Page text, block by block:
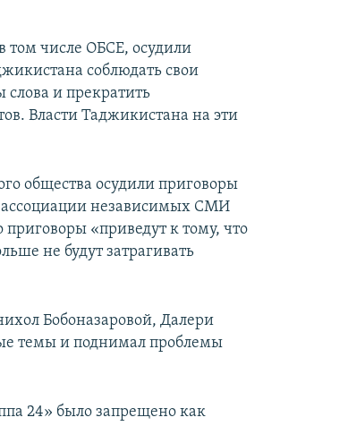
числе ОБСЕ, осудили
соблюдать свои
слова и прекратить
Власти Таджикистана на эти
общества осудили приговоры
ассоциации независимых СМИ
«приведут к тому, что
не будут затрагивать
Бобоназаровой, Далери
темы и поднимал проблемы
24» было запрещено как